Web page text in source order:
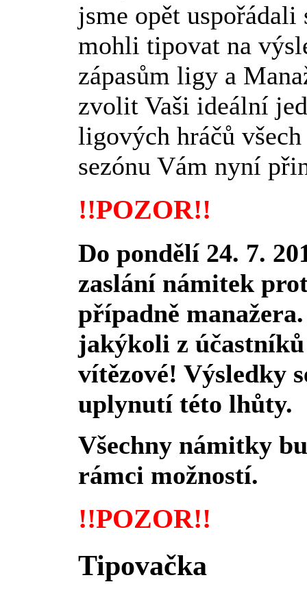
jsme opět uspořádali
mohli tipovat na
zápasům ligy a
zvolit Vaši ideální
ligových hráčů
sezónu Vám nyní
!!POZOR!!
Do pondělí 24. 7.
zaslání námitek
případně
jakýkoli z
vítězové! Výsledky
uplynutí této lhůty.
Všechny námitky
rámci možností.
!!POZOR!!
Tipovačka